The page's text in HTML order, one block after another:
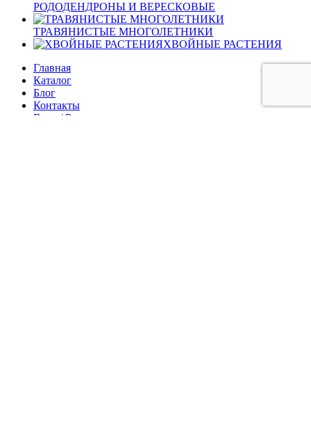
РОДОДЕНДРОНЫ И ВЕРЕСКОВЫЕ
ТРАВЯНИСТЫЕ МНОГОЛЕТНИКИ
ХВОЙНЫЕ РАСТЕНИЯ
Главная
Каталог
Блог
Контакты
Вход / Регистрация